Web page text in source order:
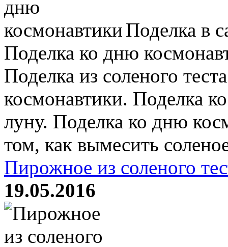
Поделка в
Поделка ко дню
Поделка из соленого
космонавтики. Поделка
луну. Поделка ко дню
том, как вымесить
Пирожное из соленого
19.05.2016